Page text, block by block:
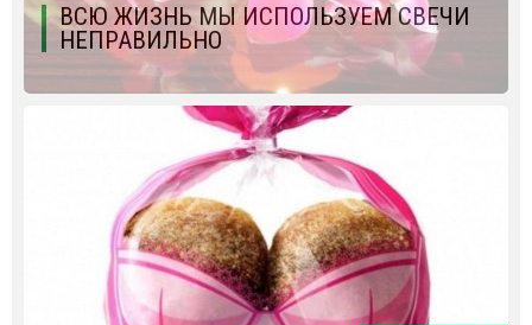
ВСЮ ЖИЗНЬ МЫ ИСПОЛЬЗУЕМ СВЕЧИ
НЕПРАВИЛЬНО